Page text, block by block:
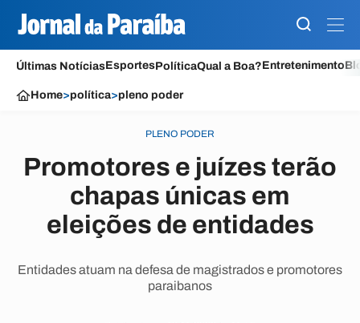
Últimas NotíciasEsportesPolíticaQual a Boa?Entretenimento
Home>política>pleno poder
PLENO PODER
Promotores e juízes terão
chapas únicas em
eleições de entidades
Entidades atuam na defesa de magistrados e promotores
paraibanos